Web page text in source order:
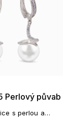
Perlový půvab
s perlou a